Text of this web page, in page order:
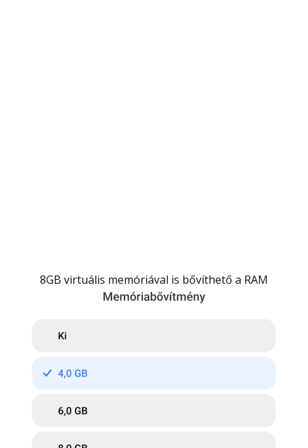
8GB virtuális memóriával is bővíthető a RAM